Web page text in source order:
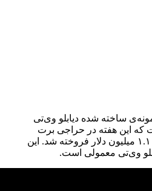
لامبورگینی، یکی از ۱۳۲ نمونه‌ی ساخته‌ شده دیابلو وی‌تی
که این هفته در حراجی برت
جکسون به قیمت باورنکردنی ۱.۱ میلیون دلار فروخته شد. این
وی‌تی معمولی است.